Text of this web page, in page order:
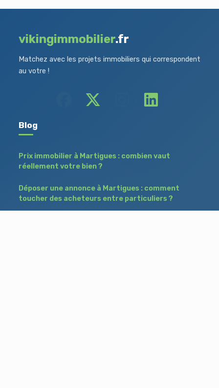
vikingimmobilier.fr
Matchez avec les projets immobiliers qui correspondent
au votre !
Blog
Prix immobilier à Martigues : combien vaut
réellement votre bien ?
Déposer une annonce à Martigues : comment
toucher des acheteurs entre particuliers ?